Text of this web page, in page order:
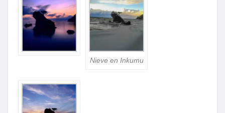
Nieve en Inkumu